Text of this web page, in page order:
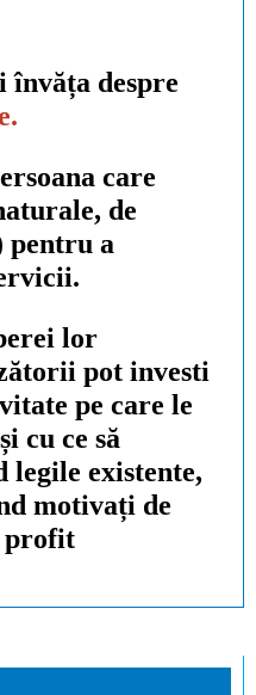
învăța despre
care
de
pentru a
.
lor
pot investi
pe care le
cu ce să
legile existente,
motivați de
profit